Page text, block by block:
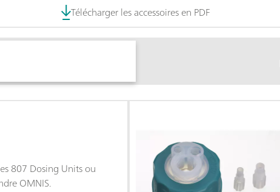
Télécharger les accessoires en PDF
807 Dosing Units ou
OMNIS.